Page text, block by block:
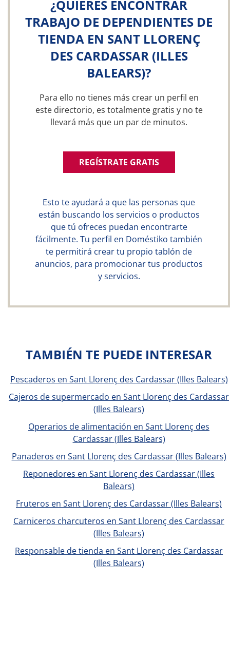
¿QUIERES ENCONTRAR
TRABAJO DE DEPENDIENTES DE
TIENDA EN SANT LLORENÇ
DES CARDASSAR (ILLES
BALEARS)?
Para ello no tienes más crear un perfil en
este directorio, es totalmente gratis y no te
llevará más que un par de minutos.
REGÍSTRATE GRATIS
Esto te ayudará a que las personas que
están buscando los servicios o productos
que tú ofreces puedan encontrarte
fácilmente. Tu perfil en Doméstiko también
te permitirá crear tu propio tablón de
anuncios, para promocionar tus productos
y servicios.
TAMBIÉN TE PUEDE INTERESAR
Pescaderos en Sant Llorenç des Cardassar (Illes Balears)
Cajeros de supermercado en Sant Llorenç des Cardassar
(Illes Balears)
Operarios de alimentación en Sant Llorenç des
Cardassar (Illes Balears)
Panaderos en Sant Llorenç des Cardassar (Illes Balears)
Reponedores en Sant Llorenç des Cardassar (Illes
Balears)
Fruteros en Sant Llorenç des Cardassar (Illes Balears)
Carniceros charcuteros en Sant Llorenç des Cardassar
(Illes Balears)
Responsable de tienda en Sant Llorenç des Cardassar
(Illes Balears)